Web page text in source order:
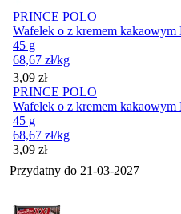
PRINCE POLO
Wafelek o z kremem
45 g
68,67 zł/kg
Cena
3,09 zł
PRINCE POLO
Wafelek o z kremem
45 g
68,67 zł/kg
Cena
3,09 zł
Przydatny do 21-03-2027